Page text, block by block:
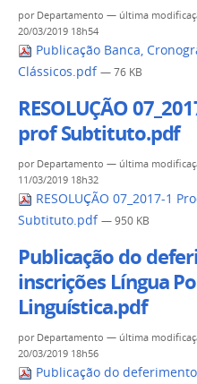
por Departamento — última
20/03/2019 18h54
Publicação Banca,
Clássicos.pdf — 76 KB
RESOLUÇÃO
prof Subtituto.pdf
por Departamento — última
11/03/2019 18h32
RESOLUÇÃO 07_2017-1
Subtituto.pdf — 950 KB
Publicação do
inscrições Língua
Linguística.pdf
por Departamento — última
20/03/2019 18h56
Publicação do